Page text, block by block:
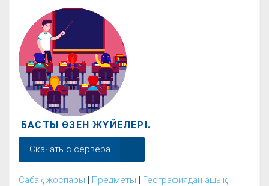
БАСТЫ ӨЗЕН ЖҮЙЕЛЕРІ.
Скачать с сервера
Сабақ жоспары | Предметы | Географиядан ашық